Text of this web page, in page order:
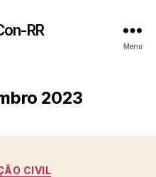
RR
Menu
2023
CIVIL